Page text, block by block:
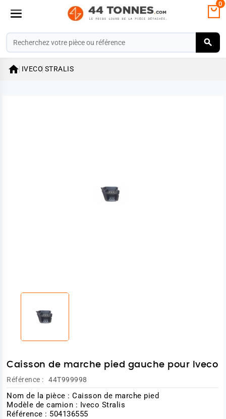
0
 IVECO STRALIS
Caisson de marche pied gauche pour Iveco
Référence : 44T999998
Nom de la pièce : Caisson de marche pied
Modèle de camion : Iveco Stralis
Référence : 504136555